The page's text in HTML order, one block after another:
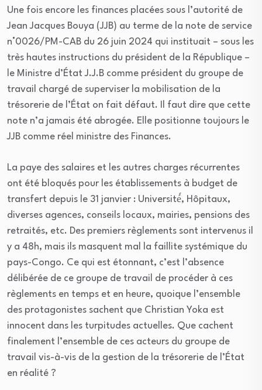
Une fois encore les finances placées sous l’autorité de
Jean Jacques Bouya (JJB) au terme de la note de service
n°0026/PM-CAB du 26 juin 2024 qui instituait – sous les
très hautes instructions du président de la République –
le Ministre d’État J.J.B comme président du groupe de
travail chargé de superviser la mobilisation de la
trésorerie de l’État on fait défaut. Il faut dire que cette
note n’a jamais été abrogée. Elle positionne toujours le
JJB comme réel ministre des Finances.
La paye des salaires et les autres charges récurrentes
ont été bloqués pour les établissements à budget de
transfert depuis le 31 janvier : Université́, Hôpitaux,
diverses agences, conseils locaux, mairies, pensions des
retraités, etc. Des premiers règlements sont intervenus il
y a 48h, mais ils masquent mal la faillite systémique du
pays-Congo. Ce qui est étonnant, c’est l’absence
délibérée de ce groupe de travail de procéder à ces
règlements en temps et en heure, quoique l’ensemble
des protagonistes sachent que Christian Yoka est
innocent dans les turpitudes actuelles. Que cachent
finalement l’ensemble de ces acteurs du groupe de
travail vis-à-vis de la gestion de la trésorerie de l’État
en réalité ?